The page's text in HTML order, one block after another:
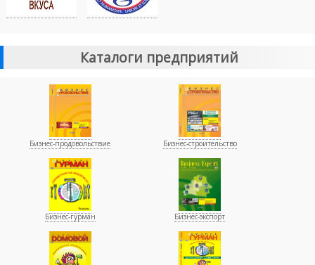
Каталоги предприятий
Бизнес-продовольствие Бизнес-строительство
Бизнес-гурман Бизнес-экспорт